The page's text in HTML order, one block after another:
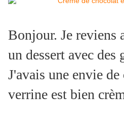
Bonjour. Je reviens
un dessert avec des
J'avais une envie
verrine est bien